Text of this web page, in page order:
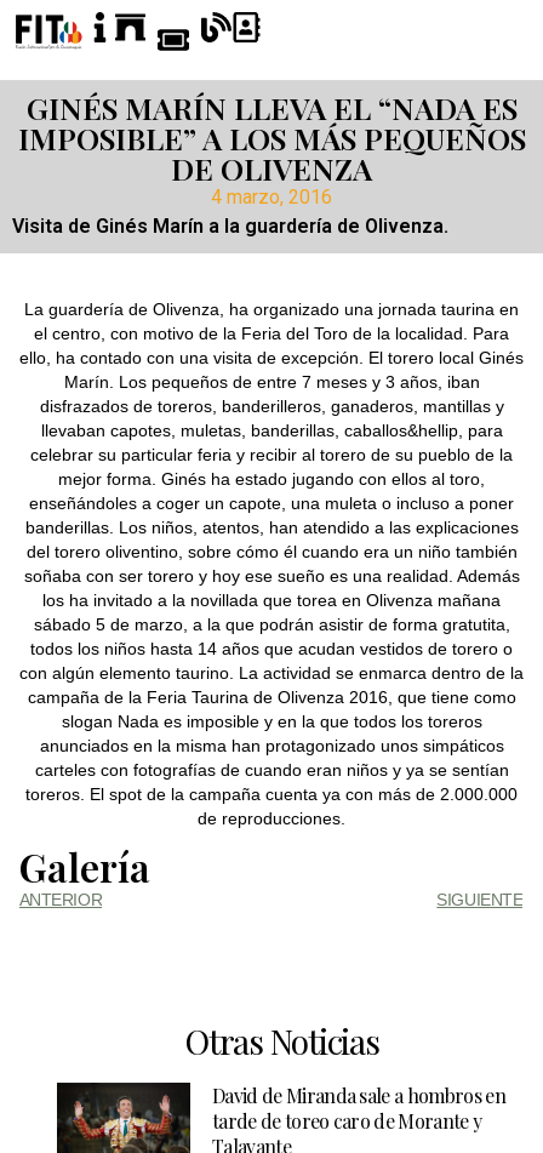
GINÉS MARÍN LLEVA EL “NADA ES
IMPOSIBLE” A LOS MÁS PEQUEÑOS
DE OLIVENZA
4 marzo, 2016
Visita de Ginés Marín a la guardería de Olivenza.
La guardería de Olivenza, ha organizado una jornada taurina en
el centro, con motivo de la Feria del Toro de la localidad. Para
ello, ha contado con una visita de excepción. El torero local Ginés
Marín. Los pequeños de entre 7 meses y 3 años, iban
disfrazados de toreros, banderilleros, ganaderos, mantillas y
llevaban capotes, muletas, banderillas, caballos&hellip, para
celebrar su particular feria y recibir al torero de su pueblo de la
mejor forma. Ginés ha estado jugando con ellos al toro,
enseñándoles a coger un capote, una muleta o incluso a poner
banderillas. Los niños, atentos, han atendido a las explicaciones
del torero oliventino, sobre cómo él cuando era un niño también
soñaba con ser torero y hoy ese sueño es una realidad. Además
los ha invitado a la novillada que torea en Olivenza mañana
sábado 5 de marzo, a la que podrán asistir de forma gratutita,
todos los niños hasta 14 años que acudan vestidos de torero o
con algún elemento taurino. La actividad se enmarca dentro de la
campaña de la Feria Taurina de Olivenza 2016, que tiene como
slogan Nada es imposible y en la que todos los toreros
anunciados en la misma han protagonizado unos simpáticos
carteles con fotografías de cuando eran niños y ya se sentían
toreros. El spot de la campaña cuenta ya con más de 2.000.000
de reproducciones.
Galería
ANTERIOR SIGUIENTE
Otras Noticias
David de Miranda sale a hombros en
tarde de toreo caro de Morante y
Talavante